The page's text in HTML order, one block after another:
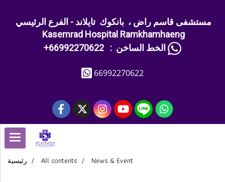
مستشفى قاسم راض ، بانكوك تايلاند - الفرع الرئيسي
Kasemrad Hospital Ramkhamhaeng
+الخط الساخن : 66992270622
66992270622
رئيسية All contents News & Event